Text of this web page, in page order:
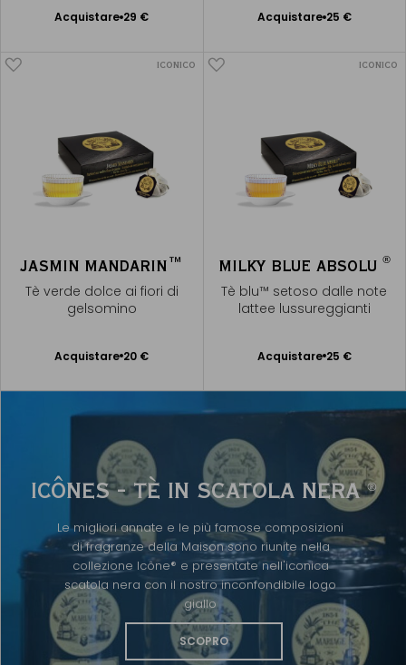
Acquistare 29 €
Aggiungere
Acquistare 25 €
Aggiungere
ICONICO
JASMIN MANDARIN™
Tè verde dolce ai fiori di
gelsomino
Acquistare 20 €
Aggiungere
ICONICO
MILKY BLUE ABSOLU ®
Tè blu™ setoso dalle note
lattee lussureggianti
Acquistare 25 €
Aggiungere
ICÔNES - TÈ IN SCATOLA NERA®
Le migliori annate e le più famose composizioni
di fragranze della Maison sono riunite nella
collezione Icône® e presentate nell'iconica
scatola nera con il nostro inconfondibile logo
giallo
SCOPRO